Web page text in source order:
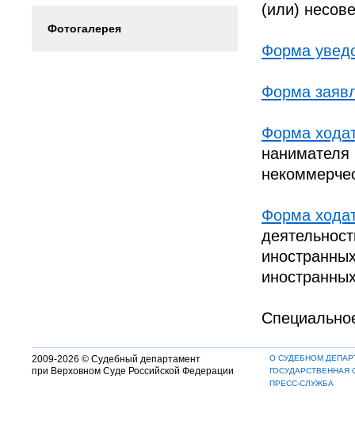
(или)
Форма
Форма
Форма
нанимателя
Форма
Фотогалерея
2009-2026 © Судебный департамент
при Верховном Суде Российской Федерации
О СУДЕБНОМ
ГОСУДАРСТВЕННАЯ
ПРЕСС-СЛУЖБА